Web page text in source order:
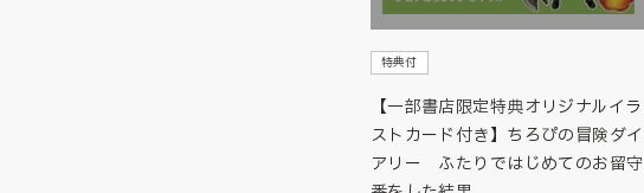
特典付
【一部書店限定特典オリジナルイラ
ストカード付き】ちろぴの冒険ダイ
アリー ふたりではじめてのお留守